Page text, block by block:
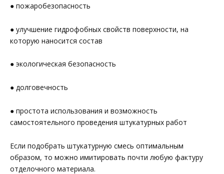
● пожаробезопасность
● улучшение гидрофобных свойств поверхности, на
которую наносится состав
● экологическая безопасность
● долговечность
● простота использования и возможность
самостоятельного проведения штукатурных работ
Если подобрать штукатурную смесь оптимальным
образом, то можно имитировать почти любую фактуру
отделочного материала.